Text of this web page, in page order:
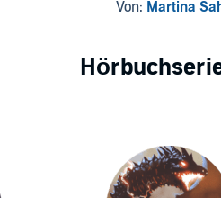
Von: Martina